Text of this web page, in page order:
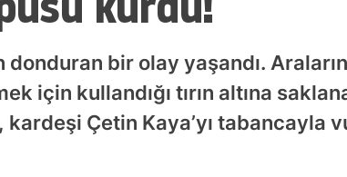
Aydın
Balıkesir
donduran bir olay yaşandı.
için kullandığı tırın altına
Çetin Kaya’yı tabancayla